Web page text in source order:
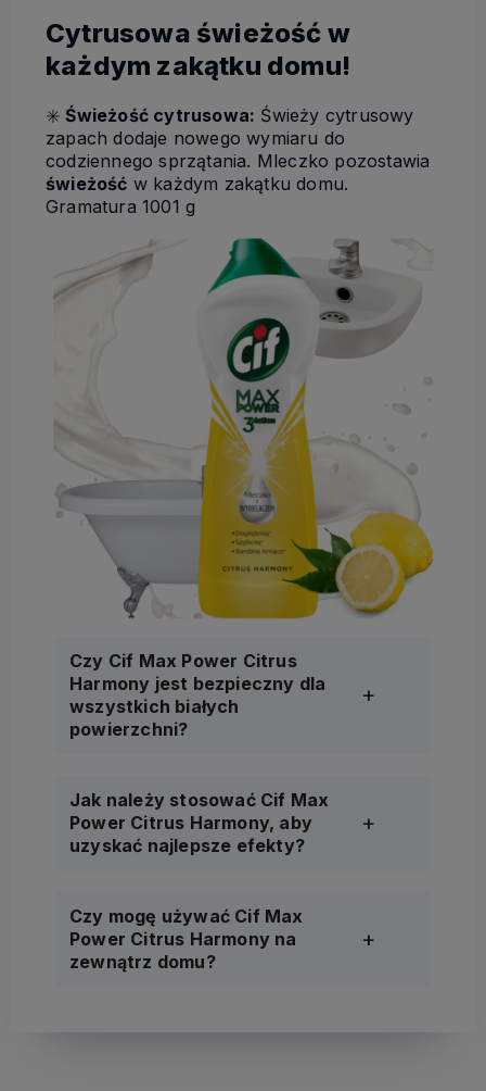
Cytrusowa świeżość w
każdym zakątku domu!
✳️ Świeżość cytrusowa: Świeży cytrusowy
zapach dodaje nowego wymiaru do
codziennego sprzątania. Mleczko pozostawia
świeżość w każdym zakątku domu.
Gramatura 1001 g
Czy Cif Max Power Citrus
Harmony jest bezpieczny dla
wszystkich białych
powierzchni?
Jak należy stosować Cif Max
Power Citrus Harmony, aby
uzyskać najlepsze efekty?
Czy mogę używać Cif Max
Power Citrus Harmony na
zewnątrz domu?